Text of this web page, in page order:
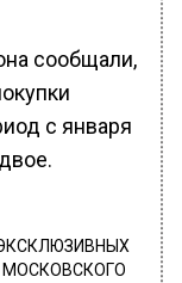
сообщали,
с января
МОСКОВСКОГО